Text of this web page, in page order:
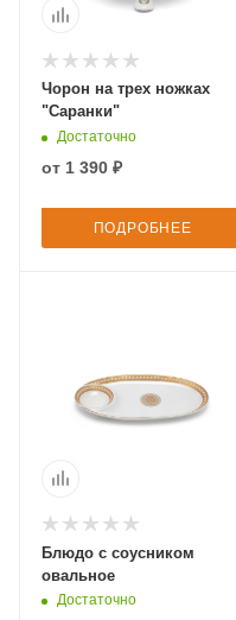
Чорон на трех ножках
"Саранки"
Достаточно
от 1 390 ₽
ПОДРОБНЕЕ
Блюдо с соусником
овальное
Достаточно